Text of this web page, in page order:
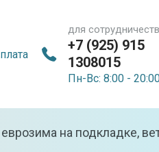
для
+7 (925) 915
1308015
Пн-Вс: 8:00 -
на подкладке,